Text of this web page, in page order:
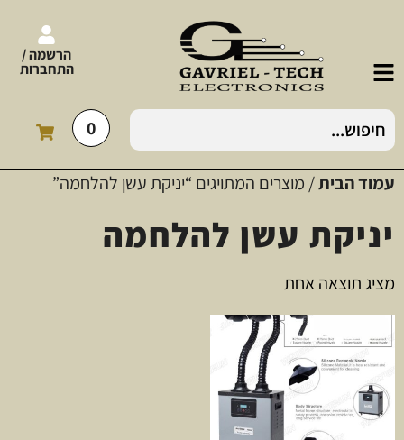
הרשמה /
התחברות
0
עמוד הבית/ מוצרים המתויגים “יניקת עשן להלחמה”
יניקת עשן להלחמה
מציג תוצאה אחת